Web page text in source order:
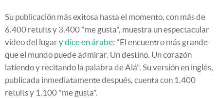
Su publicación más exitosa hasta el momento, con más de
6.400 retuits y 3.400 "me gusta", muestra un espectacular
vídeo del lugary dice en árabe: "El encuentro más grande
que el mundo puede admirar. Un destino. Un corazón
latiendo y recitando la palabra de Alá". Su versión en inglés,
publicada inmediatamente después, cuenta con 1.400
retuits y 1.100 "me gusta".